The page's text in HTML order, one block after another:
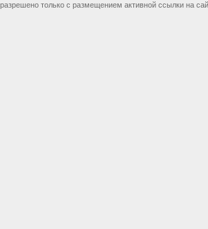
только с размещением активной ссылки на